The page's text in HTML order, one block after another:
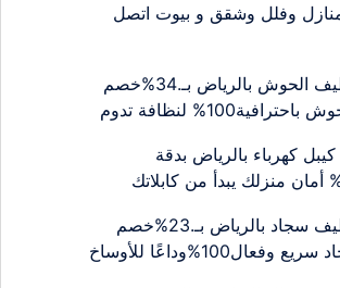
وفلل وشقق و بيوت اتصل
شركة تنظيف الحوش بالرياض بـ.34%خصم
لنظافة تدوم
كهرباء بالرياض بدقة
شركة تنظيف سجاد بالرياض بـ.23%خصم
للأوساخ